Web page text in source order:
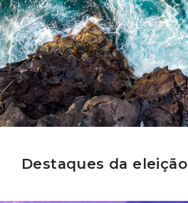
Destaques da eleição